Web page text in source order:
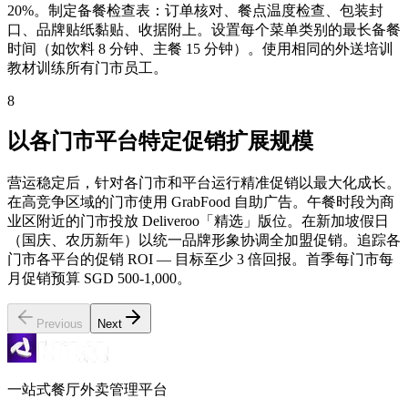
20%。制定备餐检查表：订单核对、餐点温度检查、包装封
口、品牌贴纸黏贴、收据附上。设置每个菜单类别的最长备餐
时间（如饮料 8 分钟、主餐 15 分钟）。使用相同的外送培训
教材训练所有门市员工。
8
以各门市平台特定促销扩展规模
营运稳定后，针对各门市和平台运行精准促销以最大化成长。
在高竞争区域的门市使用 GrabFood 自助广告。午餐时段为商
业区附近的门市投放 Deliveroo「精选」版位。在新加坡假日
（国庆、农历新年）以统一品牌形象协调全加盟促销。追踪各
门市各平台的促销 ROI — 目标至少 3 倍回报。首季每门市每
月促销预算 SGD 500-1,000。
Previous Next
一站式餐厅外卖管理平台